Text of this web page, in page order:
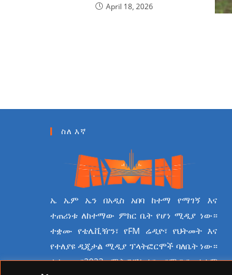
April 18, 2026
ስለ እኛ
ኤ ኤም ኤን በአዲስ አበባ ከተማ የማገኝ እና
ተጠሪነቱ ለከተማው ምክር ቤት የሆነ ሚዲያ ነው።
ተቋሙ የቴሌቪዥን፣ የFM ሬዲዮ፣ የህትመት እና
የተለያዩ ዲጂታል ሚዲያ ፕላትፎርሞች ባለቤት ነው።
ተቋሙ በ2023 ሜትሮፖሊታን የሚዲያ ተቋም